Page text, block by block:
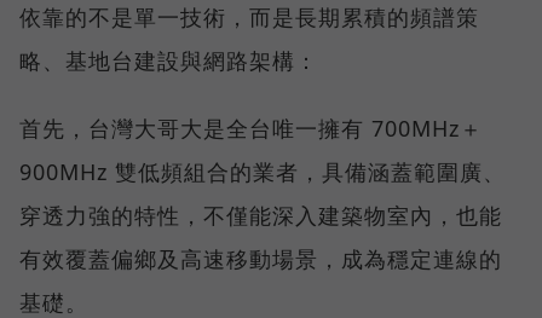
依靠的不是單一技術，而是長期累積的頻譜策
略、基地台建設與網路架構：
首先，台灣大哥大是全台唯一擁有 700MHz＋
900MHz 雙低頻組合的業者，具備涵蓋範圍廣、
穿透力強的特性，不僅能深入建築物室內，也能
有效覆蓋偏鄉及高速移動場景，成為穩定連線的
基礎。